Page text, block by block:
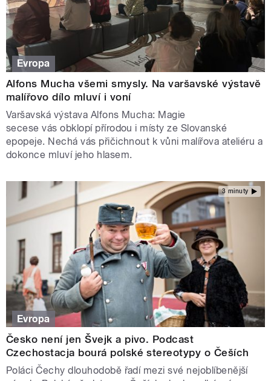
Evropa
Alfons Mucha všemi smysly. Na varšavské výstavě
malířovo dílo mluví i voní
Varšavská výstava Alfons Mucha: Magie
secese vás obklopí přírodou i místy ze Slovanské
epopeje. Nechá vás přičichnout k vůni malířova ateliéru a
dokonce mluví jeho hlasem.
3 minuty
Evropa
Česko není jen Švejk a pivo. Podcast
Czechostacja bourá polské stereotypy o Češích
Poláci Čechy dlouhodobě řadí mezi své nejoblíbenější